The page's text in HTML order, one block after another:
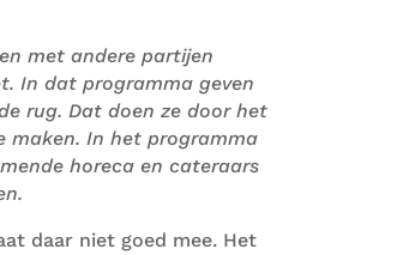
met andere partijen
. In dat programma geven
rug. Dat doen ze door het
maken. In het programma
horeca en cateraars
daar niet goed mee. Het